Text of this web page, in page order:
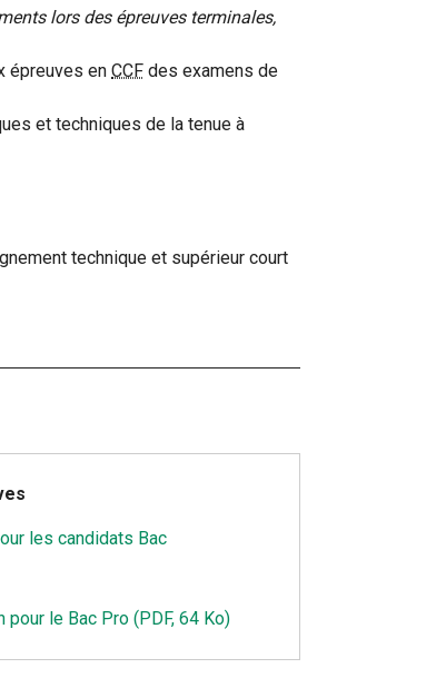
lors des épreuves terminales,
épreuves en CCF des examens de
et techniques de la tenue à
technique et supérieur court
les candidats Bac
le Bac Pro (PDF, 64 Ko)